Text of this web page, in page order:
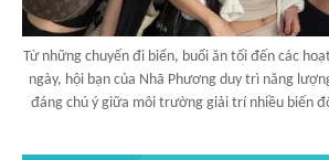
Từ những chuyến đi biển, buổi ăn tối đến các
ngày, hội bạn của Nhã Phương duy trì năng
đáng chú ý giữa môi trường giải trí nhiều biến